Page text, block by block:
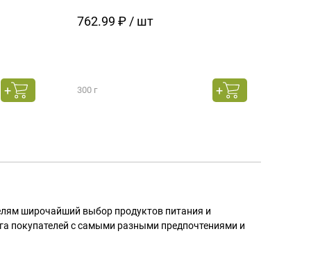
762.99 ₽ / шт
300 г
широчайший выбор продуктов питания и
покупателей с самыми разными предпочтениями и